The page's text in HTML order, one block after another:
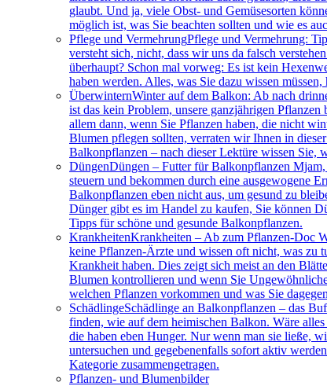
glaubt. Und ja, viele Obst- und Gemüsesorten
möglich ist, was Sie beachten sollten und wie es
Pflege und VermehrungPflege und Vermehrung:
versteht sich, nicht, dass wir uns da falsch
überhaupt? Schon mal vorweg: Es ist kein
haben werden. Alles, was Sie dazu wissen
ÜberwinternWinter auf dem Balkon: Ab nach
ist das kein Problem, unsere ganzjährigen
allem dann, wenn Sie Pflanzen haben, die nicht
Blumen pflegen sollten, verraten wir Ihnen in
Balkonpflanzen – nach dieser Lektüre wissen Sie,
DüngenDüngen – Futter für Balkonpflanzen Mjam,
steuern und bekommen durch eine ausgewogene
Balkonpflanzen eben nicht aus, um gesund zu
Dünger gibt es im Handel zu kaufen, Sie können
Tipps für schöne und gesunde Balkonpflanzen.
KrankheitenKrankheiten – Ab zum Pflanzen-Doc
keine Pflanzen-Ärzte und wissen oft nicht, was zu
Krankheit haben. Dies zeigt sich meist an den
Blumen kontrollieren und wenn Sie
welchen Pflanzen vorkommen und was Sie
SchädlingeSchädlinge an Balkonpflanzen – das
finden, wie auf dem heimischen Balkon. Wäre
die haben eben Hunger. Nur wenn man sie ließe,
untersuchen und gegebenenfalls sofort aktiv
Kategorie zusammengetragen.
Pflanzen- und Blumenbilder